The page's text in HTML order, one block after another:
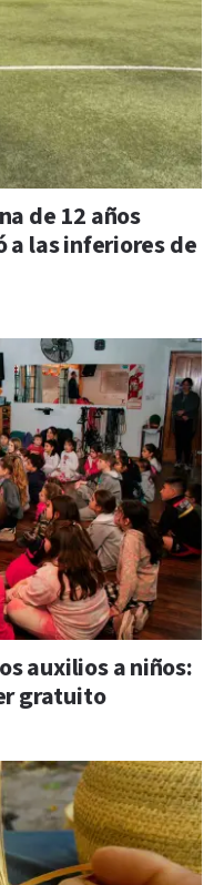
de 12 años
a las inferiores de
auxilios a niños:
gratuito